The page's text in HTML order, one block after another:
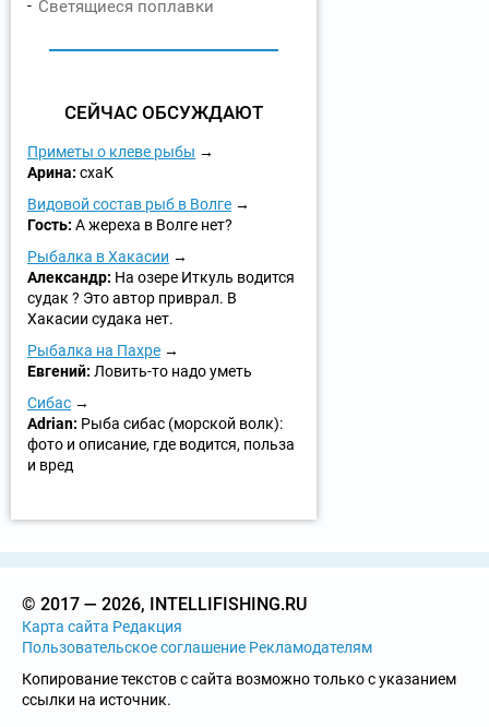
Светящиеся поплавки
СЕЙЧАС ОБСУЖДАЮТ
Приметы о клеве рыбы
Арина: схаК
Видовой состав рыб в Волге
Гость: А жереха в Волге нет?
Рыбалка в Хакасии
Александр: На озере Иткуль водится
судак ? Это автор приврал. В
Хакасии судака нет.
Рыбалка на Пахре
Евгений: Ловить-то надо уметь
Сибас
Adrian: Рыба сибас (морской волк):
фото и описание, где водится, польза
и вред
© 2017 — 2026, INTELLIFISHING.RU
Карта сайта Редакция
Пользовательское соглашение Рекламодателям
Копирование текстов с сайта возможно только с указанием
ссылки на источник.